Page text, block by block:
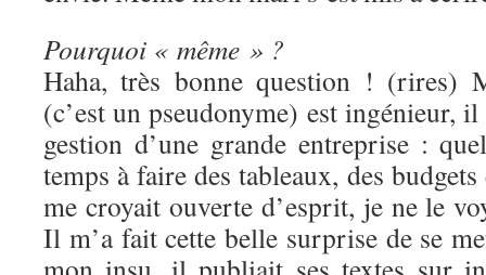
Pourquoi « même » ?
Haha, très bonne question ! (rires)
(c’est un pseudonyme) est ingénieur,
gestion d’une grande entreprise :
temps à faire des tableaux, des
me croyait ouverte d’esprit, je ne le
Il m’a fait cette belle surprise de se